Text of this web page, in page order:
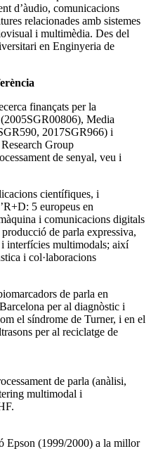
d’àudio, comunicacions
relacionades amb sistemes
i multimèdia. Des del
en Enginyeria de
finançats per la
Media
2017SGR966) i
Group
de senyal, veu i
científiques, i
5 europeus en
i comunicacions digitals
de parla expressiva,
interfícies multimodals; així
i col·laboracions
de parla en
per al diagnòstic i
el síndrome de Turner, i en el
per al reciclatge de
de parla (anàlisi,
multimodal i
Epson (1999/2000) a la millor